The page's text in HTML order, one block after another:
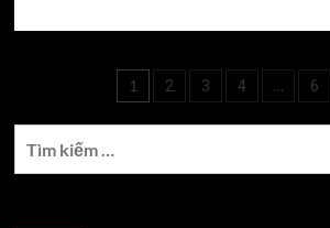
Đầu
tư
chung
Vinsmart
Phân
trang
1 2 3 4 … 6